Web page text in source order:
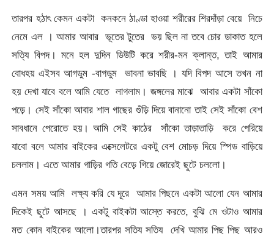
তারপর হঠাৎ কেমন একটা কনকনে ঠাণ্ডা হাওয়া শরীরের শিরদাঁড়া বেয়ে নিচে
নেমে এল । আমার আবার ভূতের টুতের ভয় ছিল না তবে চোর ডাকাত হলে
সত্যি বিপদ। মনে হল দুদিন ডিউটি করে শরীর-মন ক্লান্ত, তাই আমার
বোধহয় এইসব আগডুম -বাগডুম ভাবনা ভাবছি । যদি বিপদ আসে তখন না
হয় দেখা যাবে বলে আমি যেতে লাগলাম। জঙ্গলের মাঝে আবার একটা সাঁকো
পড়ে। সেই সাঁকো আবার শাল গাছের গুঁড়ি দিয়ে বানানো তাই সেই সাঁকো বেশ
সাবধানে পেরোতে হয়। আমি সেই কাঠের সাঁকো তাড়াতাড়ি করে পেরিয়ে
যাবো বলে আমার বাইকের এক্সেলেটরে একটু বেশ মোচড় দিয়ে স্পিড বাড়িয়ে
চললাম। এতে আমার গাড়ির গতি বেড়ে গিয়ে জোরেই ছুটে চললো।
এমন সময় আমি লক্ষ্য করি যে দূরে আমার পিছনে একটা আলো যেন আমার
দিকেই ছুটে আসছে । একটু বাইকটা আস্তে করতে, বুঝি মে ওটাও আমার
মত কোন বাইকের আলো।তারপর সত্যি সত্যি দেখি আমার পিছু পিছু আরও